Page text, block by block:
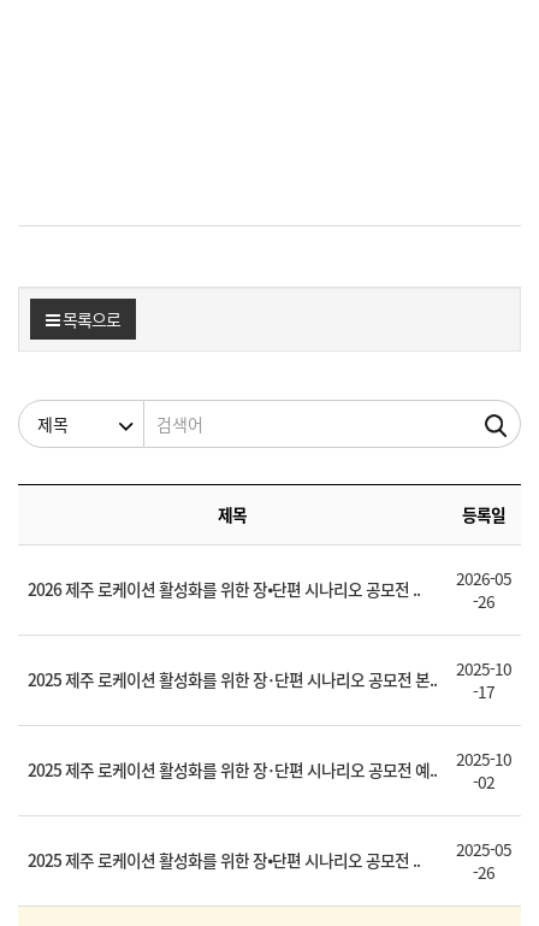
목록으로
검색조건 검색어
제목 등록일
2026 제주 로케이션 활성화를 위한 장⦁단편 시나리오 공모전 ..
2026-05
-26
2025 제주 로케이션 활성화를 위한 장･단편 시나리오 공모전 본..
2025-10
-17
2025 제주 로케이션 활성화를 위한 장･단편 시나리오 공모전 예..
2025-10
-02
2025 제주 로케이션 활성화를 위한 장⦁단편 시나리오 공모전 ..
2025-05
-26